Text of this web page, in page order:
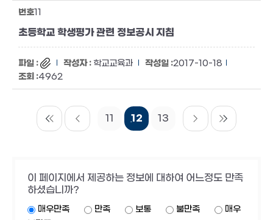
11
초등학교 학생평가 관련 정보공시 지침
학교교육과
2017-10-18
4962
11 12 13
이 페이지에서 제공하는 정보에 대하여 어느정도 만족
하셨습니까?
매우만족 만족 보통 불만족
매우